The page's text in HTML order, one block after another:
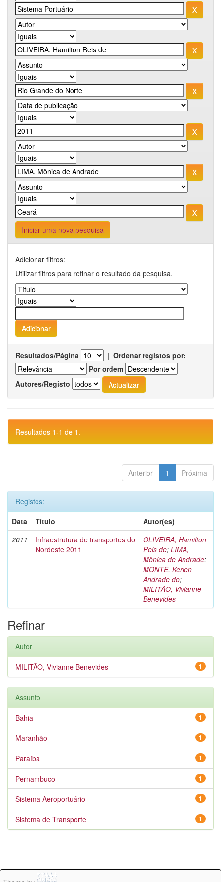
Iniciar uma nova pesquisa
Adicionar filtros:
Utilizar filtros para refinar o resultado da pesquisa.
Resultados/Página | Ordenar registos por:
Por ordem
Autores/Registo
Resultados 1-1 de 1.
Anterior 1 Próxima
Registos:
Data
Título
Autor(es)
2011
Infraestrutura de transportes do
Nordeste 2011
OLIVEIRA, Hamilton
Reis de; LIMA,
Mônica de Andrade;
MONTE, Kerlen
Andrade do;
MILITÃO, Vivianne
Benevides
Refinar
Autor
1
MILITÃO, Vivianne Benevides
Assunto
1
Bahia
1
Maranhão
1
Paraíba
1
Pernambuco
1
Sistema Aeroportuário
1
Sistema de Transporte